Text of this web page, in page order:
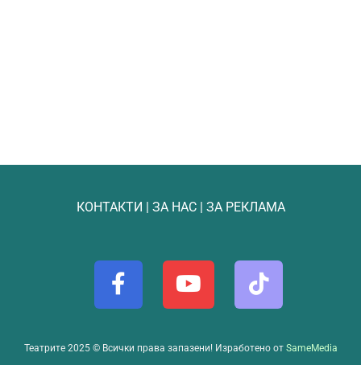
КОНТАКТИ | ЗА НАС| ЗА РЕКЛАМА
Театрите 2025 © Всички права запазени! Изработено от SameMedia